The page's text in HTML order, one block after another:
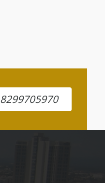
8299705970